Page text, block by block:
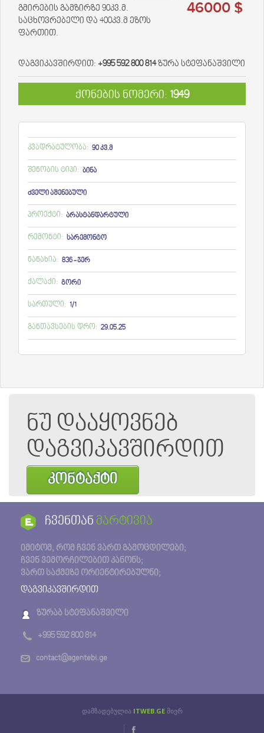
46000 $
გმირების გამზირზე 90კვ.მ.
საცხოვრებელი და 400კვ.მ ეზოს
ფართით.
დაგვიკავშირდით: +995 592 800 814ზურა სტეფანაშვილი
ქონების ნომერი: 1949
კვადრატულობა: 90 კვ.მ
შენობის ტიპი: ბინა
ძველი აშენებული
პროექტი: არასტანდარტული
რემონტი: სარემონტო
ნანახია: 836 - ჯერ
ქალაქი: გორი
სართული: 1/1
განთავსების დრო: 29.05.25
ნუ დააყოვნებ
დაგვიკავშირდით
კონტაქტი
ჩვენთან მარტივია
იმიტომ, რომ ჩვენ ვართ გამოცდილები;
ჩვენ ვემორჩილებით კანონს;
ვართ საქმეზე ორიენტირებულნი;
დაგვიკავშირდით
ზურაბ სტეფანაშვილი
+995 592 800 814
contact@agentebi.ge
დამზადებულია ITWEB.GEმიერ